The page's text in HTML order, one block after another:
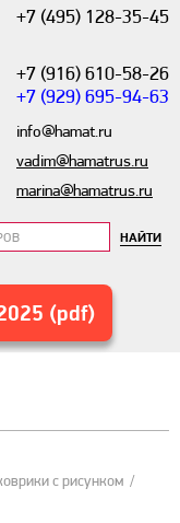
+7 (495) 128-35-45
+7 (916) 610-58-26
+7 (929) 695-94-63
info@hamat.ru
vadim@hamatrus.ru
marina@hamatrus.ru
НАЙТИ
(pdf)
с рисунком